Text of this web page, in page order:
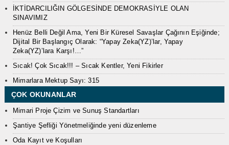
İKTİDARCILIĞIN GÖLGESİNDE DEMOKRASİYLE OLAN
SINAVIMIZ
Henüz Belli Değil Ama, Yeni Bir Küresel Savaşlar Çağının Eşiğinde;
Dijital Bir Başlangıç Olarak: “Yapay Zeka(YZ)’lar, Yapay
Zeka(YZ)’lara Karşı!…”
Sıcak! Çok Sıcak!!! – Sıcak Kentler, Yeni Fikirler
Mimarlara Mektup Sayı: 315
ÇOK OKUNANLAR
Mimari Proje Çizim ve Sunuş Standartları
Şantiye Şefliği Yönetmeliğinde yeni düzenleme
Oda Kayıt ve Koşulları